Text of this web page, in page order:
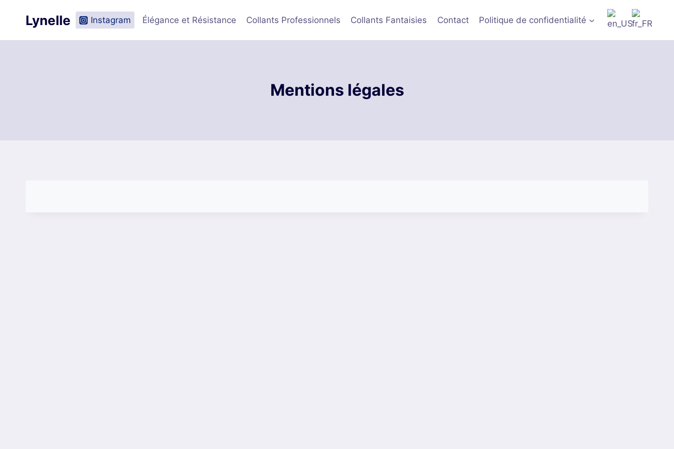
Lynelle Instagram Élégance et Résistance Collants Professionnels Collants Fantaisies Contact Politique de confidentialité
Mentions légales
Livraison gratuite en France Métropolitaine et Belgique à partir de 40 € d’achat. Livraison assurée en Europe.